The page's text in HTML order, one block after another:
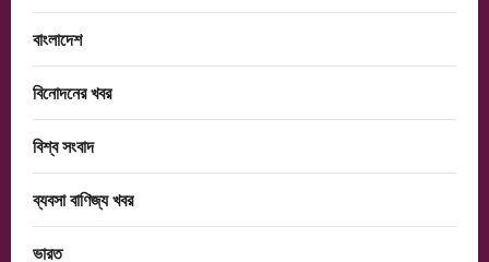
বাংলাদেশ
বিনোদনের খবর
বিশ্ব সংবাদ
ব্যবসা বাণিজ্য খবর
ভারত